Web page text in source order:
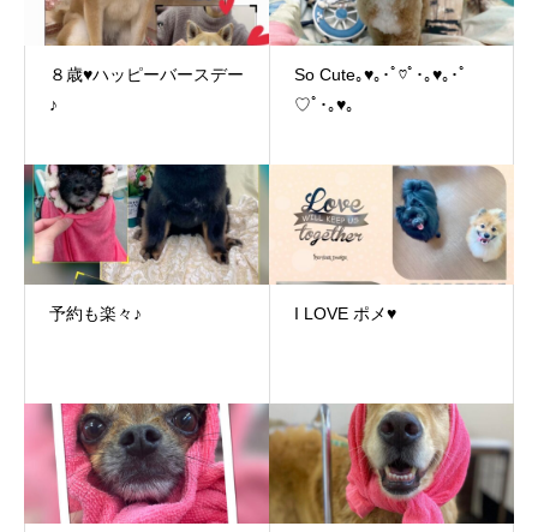
８歳♥ハッピーバースデー
♪
So Cute｡♥｡･ﾟ♡ﾟ･｡♥｡･ﾟ
♡ﾟ･｡♥｡
予約も楽々♪ I LOVE ポメ♥